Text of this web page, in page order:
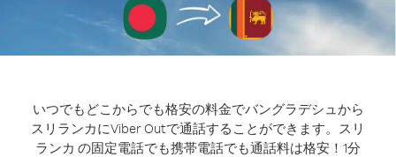
いつでもどこからでも格安の料金でバングラデシュから
スリランカにViber Outで通話することができます。 スリ
ランカ の固定電話でも携帯電話でも通話料は格安！1分